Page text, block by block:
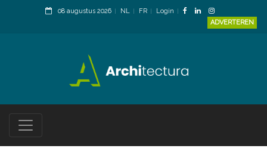
08 augustus 2026 NL FR
Login
ADVERTEREN